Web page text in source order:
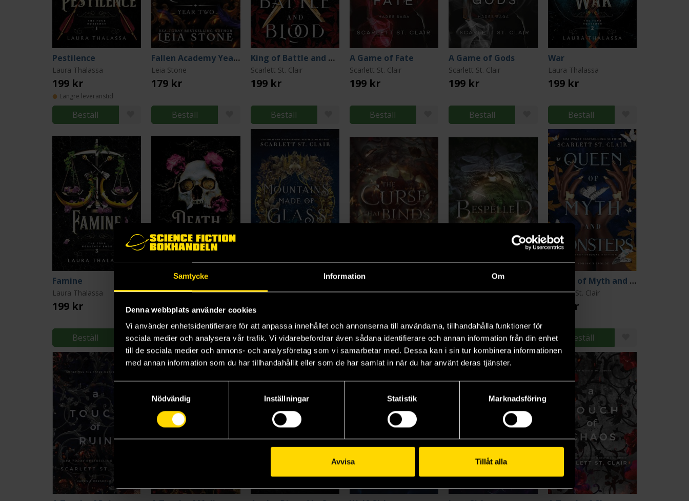
Samtycke Information Om
Denna webbplats använder cookies
Vi använder enhetsidentifierare för att anpassa innehållet och annonserna till användarna, tillhandahålla funktioner för
sociala medier och analysera vår trafik. Vi vidarebefordrar även sådana identifierare och annan information från din enhet
till de sociala medier och annons- och analysföretag som vi samarbetar med. Dessa kan i sin tur kombinera informationen
med annan information som du har tillhandahållit eller som de har samlat in när du har använt deras tjänster.
Nödvändig
Inställningar Statistik Marknadsföring
Avvisa Tillåt alla
Pestilence
Laura Thalassa
199 kr
Längre leveranstid
Beställ
Fallen Academy Year Two
Leia Stone
179 kr
Beställ
King of Battle and Blood
Scarlett St. Clair
199 kr
Beställ
A Game of Fate
Scarlett St. Clair
199 kr
Beställ
A Game of Gods
Scarlett St. Clair
199 kr
Beställ
War
Laura Thalassa
199 kr
Beställ
Famine
Laura Thalassa
199 kr
Beställ
Death
Laura Thalassa
199 kr
Beställ
Mountains Made of Glass
Scarlett St. Clair
199 kr
Beställ
The Curse That Binds
Laura Thalassa
Beställ
Laura Thalassa
Beställ
Queen of Myth and Monsters
Scarlett St. Clair
179 kr
Beställ